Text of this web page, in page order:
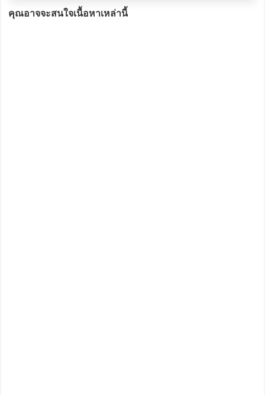
คุณอาจจะสนใจเนื้อหาเหล่านี้